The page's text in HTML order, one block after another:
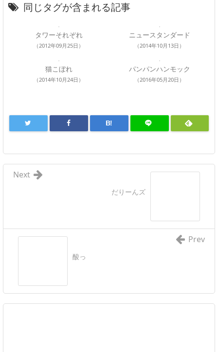
同じタグが含まれる記事
タワーそれぞれ
（2012年09月25日）
ニュースタンダード
（2014年10月13日）
猫こぼれ
（2014年10月24日）
パンパンハンモック
（2016年05月20日）
B!
だりーんズ
Next
酸っ
Prev